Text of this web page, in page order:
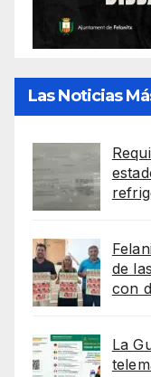
Las Noticias
de
con
La